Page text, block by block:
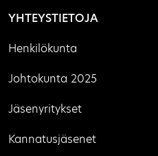
YHTEYSTIETOJA
Henkilökunta
Johtokunta 2025
Jäsenyritykset
Kannatusjäsenet